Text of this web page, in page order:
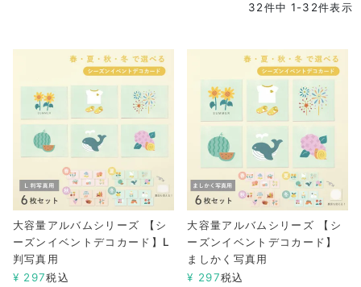
32件中 1-32件表示
大容量アルバムシリーズ 【シ
ーズンイベントデコカード】L
判写真用
¥ 297税込
大容量アルバムシリーズ 【シ
ーズンイベントデコカード】
ましかく写真用
¥ 297税込